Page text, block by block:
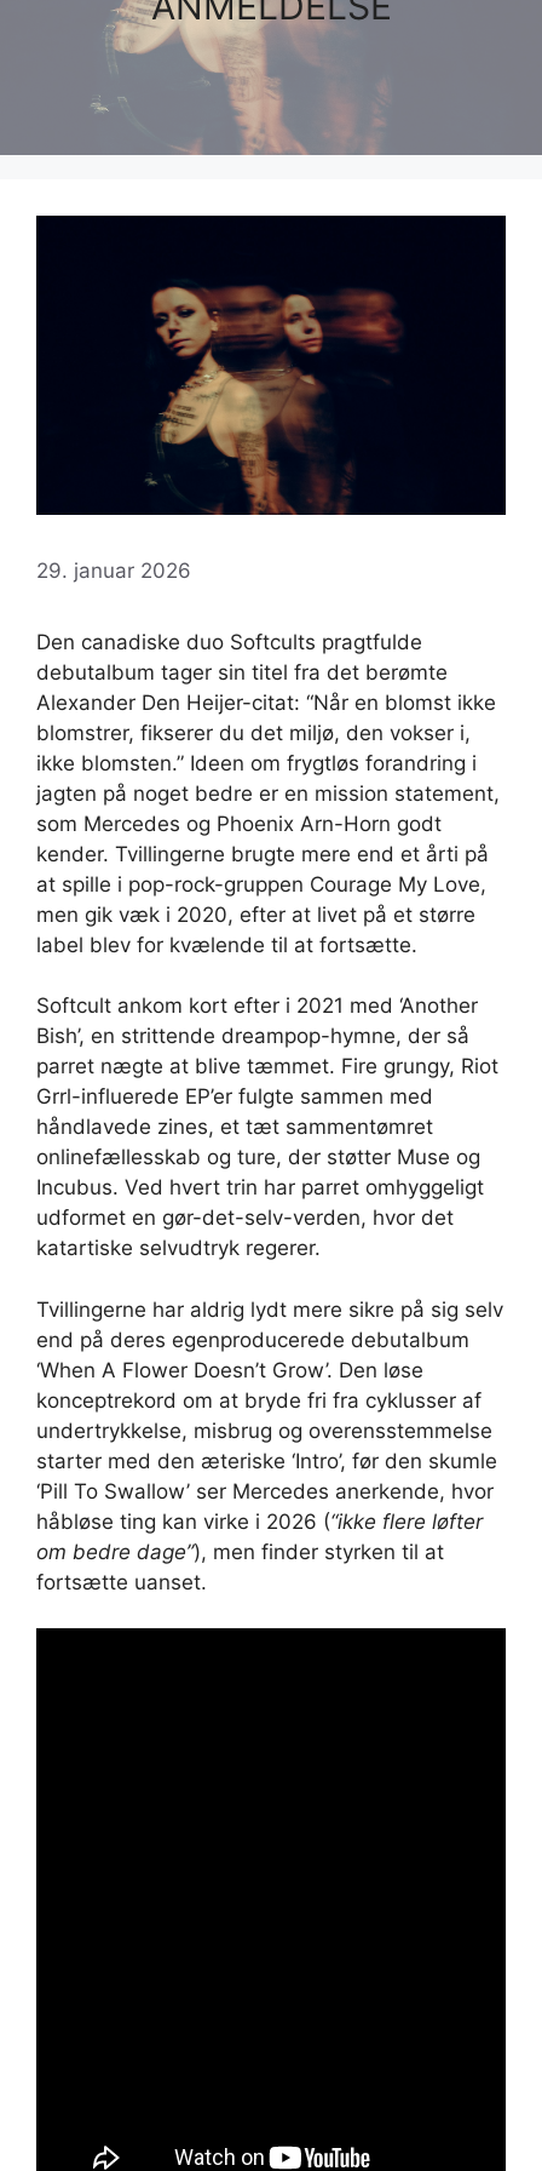
29. januar 2026
Den canadiske duo Softcults pragtfulde
debutalbum tager sin titel fra det berømte
Alexander Den Heijer-citat: “Når en blomst ikke
blomstrer, fikserer du det miljø, den vokser i,
ikke blomsten.” Ideen om frygtløs forandring i
jagten på noget bedre er en mission statement,
som Mercedes og Phoenix Arn-Horn godt
kender. Tvillingerne brugte mere end et årti på
at spille i pop-rock-gruppen Courage My Love,
men gik væk i 2020, efter at livet på et større
label blev for kvælende til at fortsætte.
Softcult ankom kort efter i 2021 med ‘Another
Bish’, en strittende dreampop-hymne, der så
parret nægte at blive tæmmet. Fire grungy, Riot
Grrl-influerede EP’er fulgte sammen med
håndlavede zines, et tæt sammentømret
onlinefællesskab og ture, der støtter Muse og
Incubus. Ved hvert trin har parret omhyggeligt
udformet en gør-det-selv-verden, hvor det
katartiske selvudtryk regerer.
Tvillingerne har aldrig lydt mere sikre på sig selv
end på deres egenproducerede debutalbum
‘When A Flower Doesn’t Grow’. Den løse
konceptrekord om at bryde fri fra cyklusser af
undertrykkelse, misbrug og overensstemmelse
starter med den æteriske ‘Intro’, før den skumle
‘Pill To Swallow’ ser Mercedes anerkende, hvor
håbløse ting kan virke i 2026 (“ikke flere løfter
om bedre dage”), men finder styrken til at
fortsætte uanset.